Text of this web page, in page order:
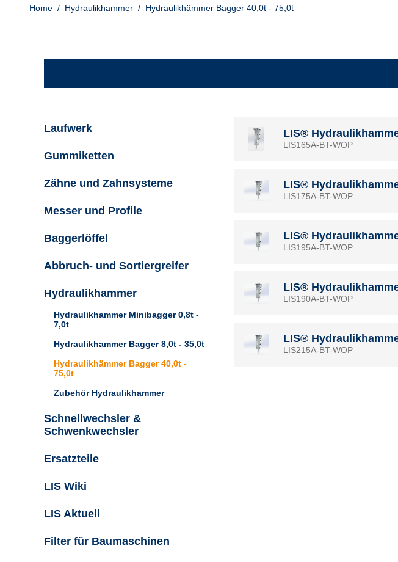
Home / Hydraulikhammer / Hydraulikhämmer Bagger 40,0t - 75,0t
Laufwerk
Gummiketten
Zähne und Zahnsysteme
Messer und Profile
Baggerlöffel
Abbruch- und Sortiergreifer
Hydraulikhammer
Hydraulikhammer Minibagger 0,8t -
7,0t
Hydraulikhammer Bagger 8,0t - 35,0t
Hydraulikhämmer Bagger 40,0t -
75,0t
Zubehör Hydraulikhammer
Schnellwechsler &
Schwenkwechsler
Ersatzteile
LIS Wiki
LIS Aktuell
Filter für Baumaschinen
LIS®
LIS165A-BT-WOP
LIS®
LIS175A-BT-WOP
LIS®
LIS195A-BT-WOP
LIS®
LIS190A-BT-WOP
LIS®
LIS215A-BT-WOP